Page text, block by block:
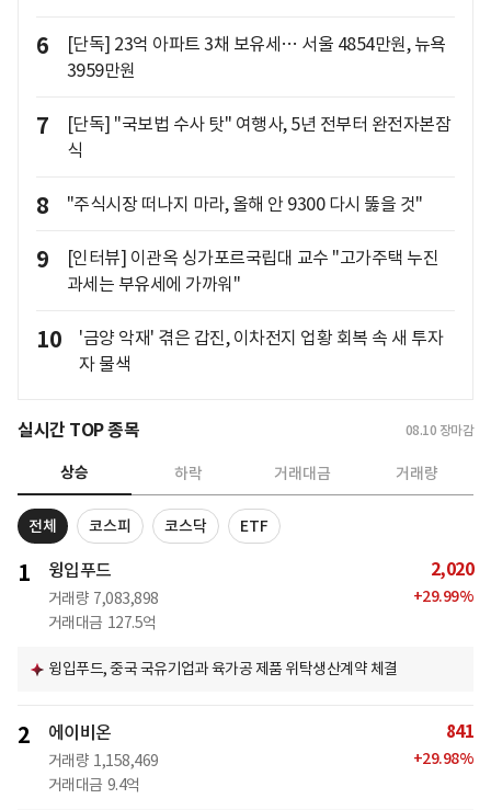
6
[단독] 23억 아파트 3채 보유세… 서울 4854만원, 뉴욕
3959만원
7
[단독] "국보법 수사 탓" 여행사, 5년 전부터 완전자본잠
식
8 "주식시장 떠나지 마라, 올해 안 9300 다시 뚫을 것"
9
[인터뷰] 이관옥 싱가포르국립대 교수 "고가주택 누진
과세는 부유세에 가까워"
10
'금양 악재' 겪은 갑진, 이차전지 업황 회복 속 새 투자
자 물색
실시간 TOP 종목 08.10 장마감
상승 하락 거래대금 거래량
전체 코스피 코스닥 ETF
1 윙입푸드
거래량 7,083,898
거래대금 127.5억
2,020
+29.99%
윙입푸드, 중국 국유기업과 육가공 제품 위탁생산계약 체결
2 에이비온
거래량 1,158,469
거래대금 9.4억
841
+29.98%